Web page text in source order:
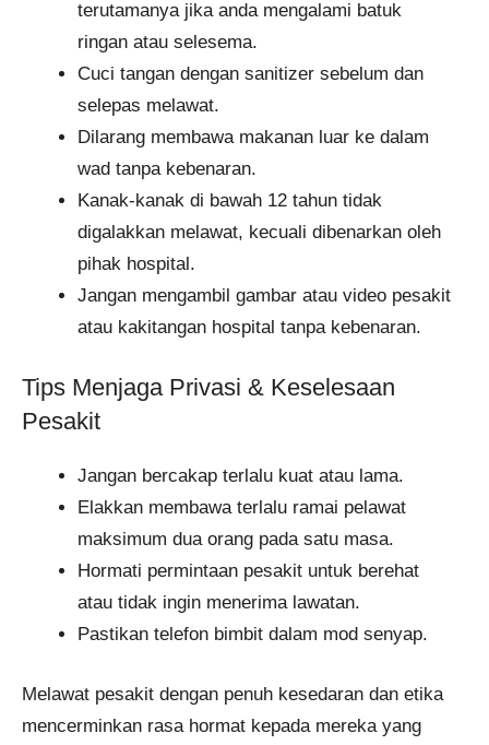
terutamanya jika anda mengalami batuk
ringan atau selesema.
Cuci tangan dengan sanitizer sebelum dan
selepas melawat.
Dilarang membawa makanan luar ke dalam
wad tanpa kebenaran.
Kanak-kanak di bawah 12 tahun tidak
digalakkan melawat, kecuali dibenarkan oleh
pihak hospital.
Jangan mengambil gambar atau video pesakit
atau kakitangan hospital tanpa kebenaran.
Tips Menjaga Privasi & Keselesaan
Pesakit
Jangan bercakap terlalu kuat atau lama.
Elakkan membawa terlalu ramai pelawat
maksimum dua orang pada satu masa.
Hormati permintaan pesakit untuk berehat
atau tidak ingin menerima lawatan.
Pastikan telefon bimbit dalam mod senyap.
Melawat pesakit dengan penuh kesedaran dan etika
mencerminkan rasa hormat kepada mereka yang